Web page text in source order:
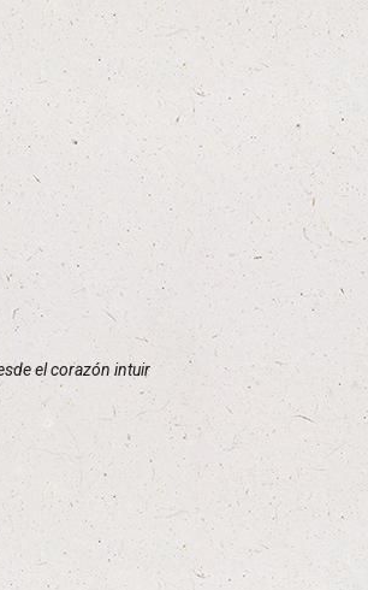
el corazón intuir